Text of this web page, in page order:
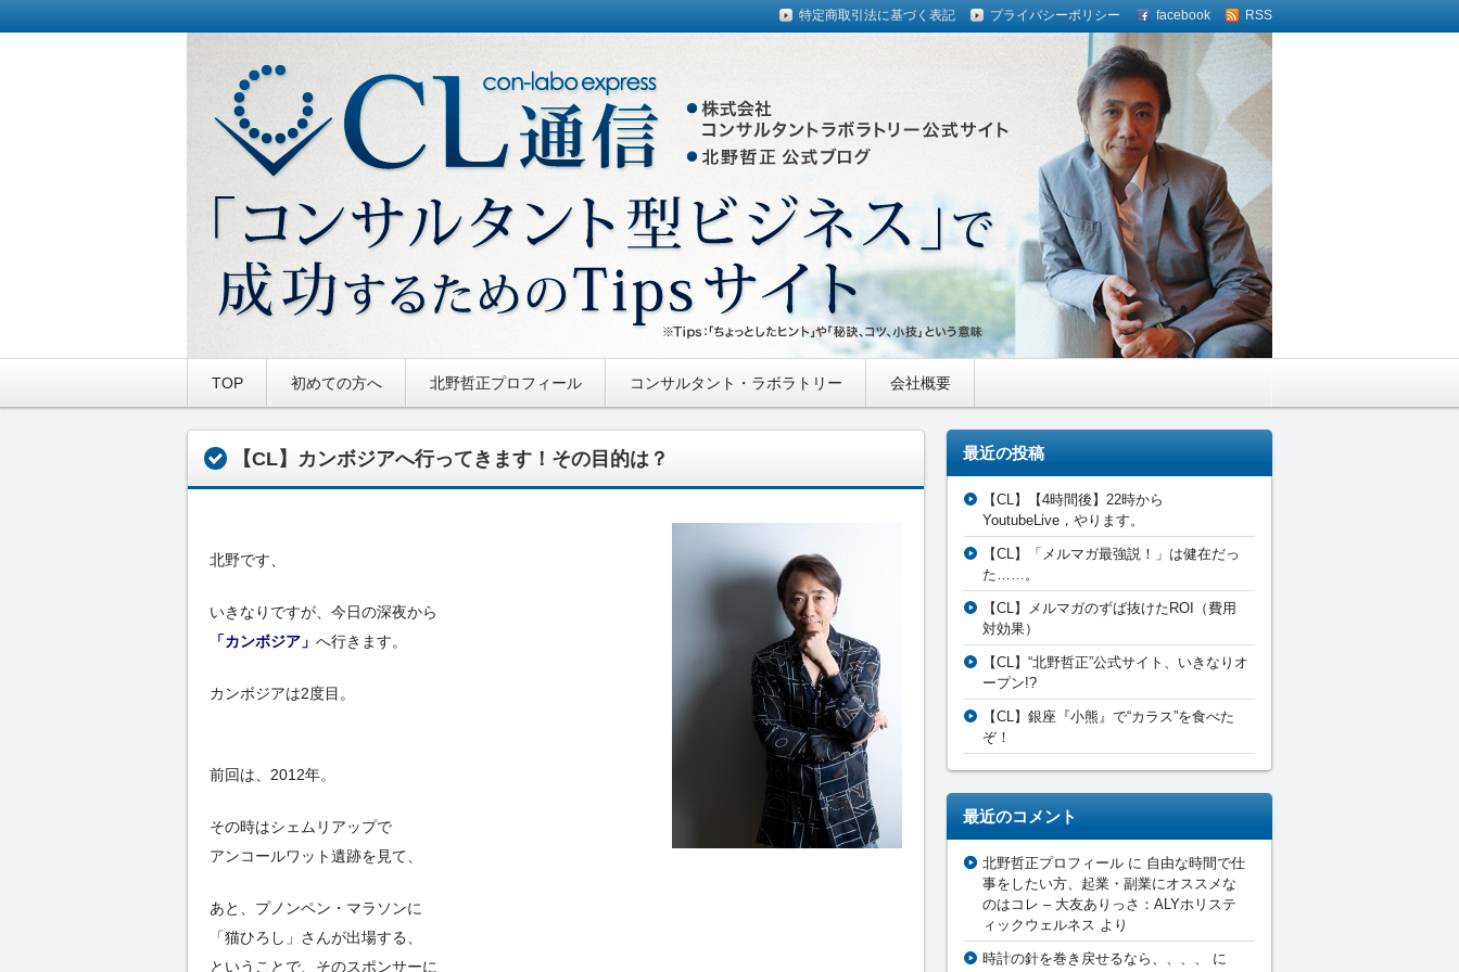
facebook RSS
特定商取引法に基づく表記 プライバシーポリシー
CL通信｜Con-Labo Express
TOP 初めての方へ 北野哲正プロフィール コンサルタント・ラボラトリー 会社概要
【CL】カンボジアへ行ってきます！その目的は？
北野です、
いきなりですが、今日の深夜から
「カンボジア」 へ行きます。
カンボジアは2度目。
前回は、2012年。
その時はシェムリアップで
アンコールワット遺跡を見て、
あと、プノンペン・マラソンに
「猫ひろし」さんが出場する、
ということで、そのスポンサーに
最近の投稿
【CL】【4時間後】22時から
YoutubeLive，やります。
【CL】「メルマガ最強説！」は健在だっ
た……。
【CL】メルマガのずば抜けたROI（費用
対効果）
【CL】“北野哲正”公式サイト、いきなりオ
ープン!?
【CL】銀座『小熊』で“カラス”を食べた
ぞ！
最近のコメント
北野哲正プロフィール に 自由な時間で仕
事をしたい方、起業・副業にオススメな
のはコレ – 大友ありっさ：ALYホリステ
ィックウェルネス より
時計の針を巻き戻せるなら、、、、
に